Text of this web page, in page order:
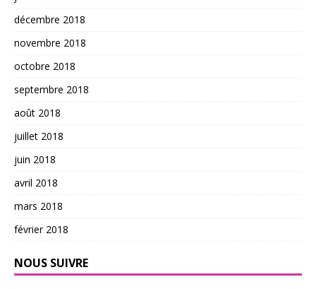
décembre 2018
novembre 2018
octobre 2018
septembre 2018
août 2018
juillet 2018
juin 2018
avril 2018
mars 2018
février 2018
NOUS SUIVRE